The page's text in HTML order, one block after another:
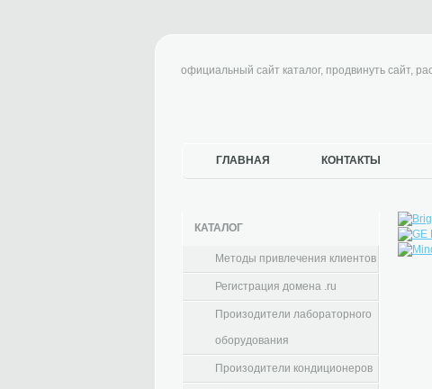
официальный сайт каталог, продвинуть сайт,
ГЛАВНАЯ КОНТАКТЫ
КАТАЛОГ
Методы привлечения клиентов
Регистрация домена .ru
Произодители лабораторного
оборудования
Произодители кондиционеров